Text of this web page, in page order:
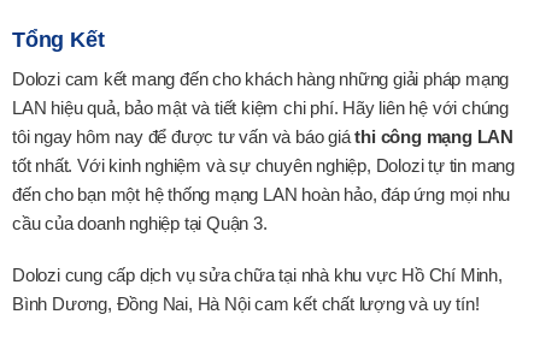
Tổng Kết
Dolozi cam kết mang đến cho khách hàng những giải pháp mạng
LAN hiệu quả, bảo mật và tiết kiệm chi phí. Hãy liên hệ với chúng
tôi ngay hôm nay để được tư vấn và báo giáthi công mạng LAN
tốt nhất. Với kinh nghiệm và sự chuyên nghiệp, Dolozi tự tin mang
đến cho bạn một hệ thống mạng LAN hoàn hảo, đáp ứng mọi nhu
cầu của doanh nghiệp tại Quận 3.
Dolozi cung cấp dịch vụ sửa chữa tại nhà khu vực Hồ Chí Minh,
Bình Dương, Đồng Nai, Hà Nội cam kết chất lượng và uy tín!